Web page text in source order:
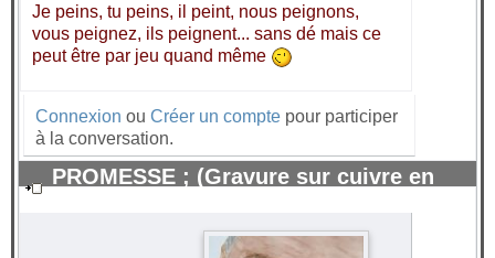
Je peins, tu peins, il peint, nous peignons,
vous peignez, ils peignent... sans dé mais ce
peut être par jeu quand même
Connexion ou Créer un compte pour participer
à la conversation.
PROMESSE ; (Gravure sur cuivre en